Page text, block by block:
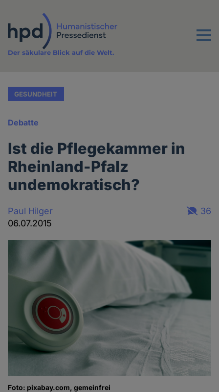
Inhalt
Menu
Der säkulare Blick auf die Welt.
GESUNDHEIT
Debatte
Ist die Pflegekammer in
Rheinland-Pfalz
undemokratisch?
Paul Hilger
06.07.2015
36
Foto: pixabay.com, gemeinfrei